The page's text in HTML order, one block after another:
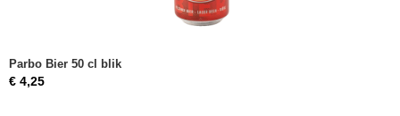
Parbo Bier 50 cl blik
€ 4,25